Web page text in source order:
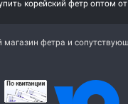
корейский фетр оптом
фетра и